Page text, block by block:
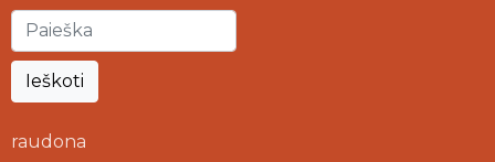
Ieškoti
raudona